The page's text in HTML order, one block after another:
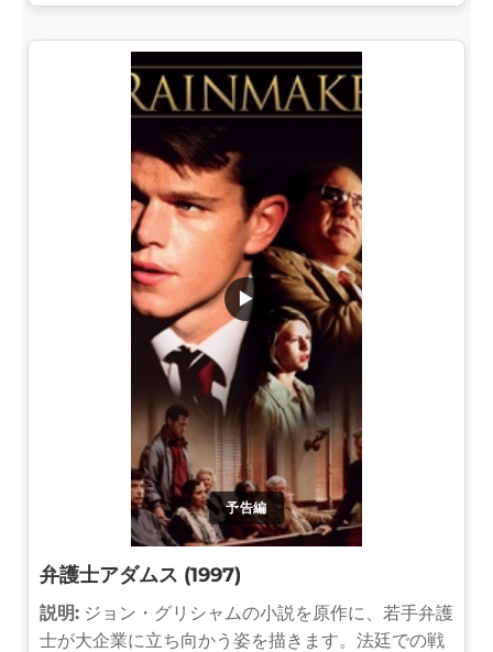
予告編
▶
弁護士アダムス (1997)
説明: ジョン・グリシャムの小説を原作に、若手弁護
士が大企業に立ち向かう姿を描きます。法廷での戦